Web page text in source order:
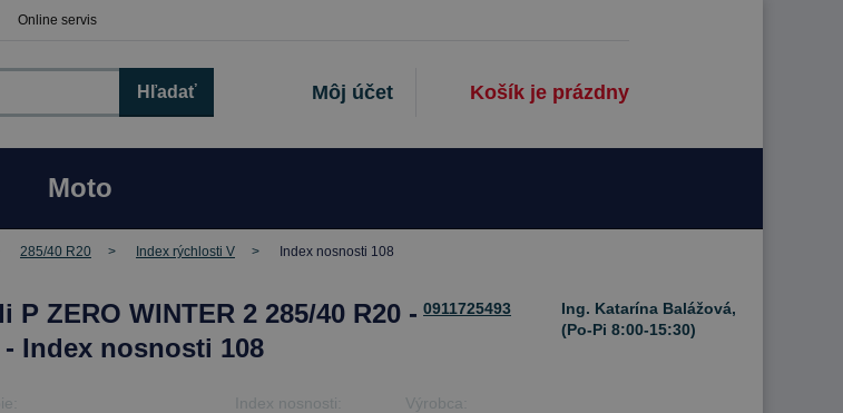
Online servis
Košík je prázdny
Môj účet
Hľadať
Moto
285/40 R20 Index rýchlosti V Index nosnosti 108
ZERO WINTER 2 285/40 R20 -
Index nosnosti 108
0911725493
Ing. Katarína Balážová,
(Po-Pi 8:00-15:30)
Index nosnosti: Výrobca: